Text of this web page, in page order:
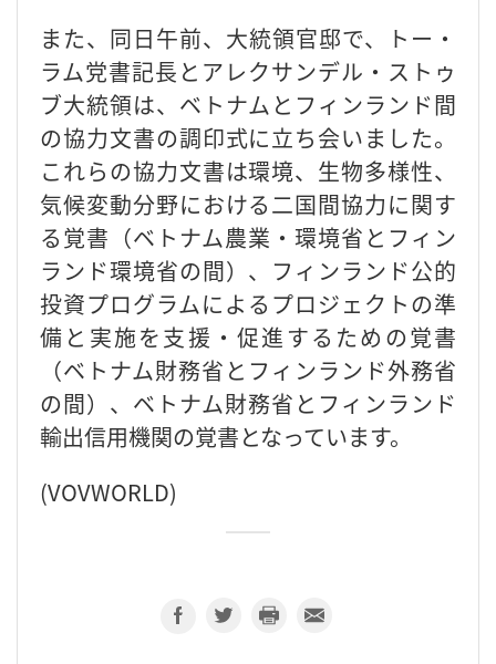
また、同日午前、大統領官邸で、トー・
ラム党書記長とアレクサンデル・ストゥ
ブ大統領は、ベトナムとフィンランド間
の協力文書の調印式に立ち会いました。
これらの協力文書は環境、生物多様性、
気候変動分野における二国間協力に関す
る覚書（ベトナム農業・環境省とフィン
ランド環境省の間）、フィンランド公的
投資プログラムによるプロジェクトの準
備と実施を支援・促進するための覚書
（ベトナム財務省とフィンランド外務省
の間）、ベトナム財務省とフィンランド
輸出信用機関の覚書となっています。
(VOVWORLD)